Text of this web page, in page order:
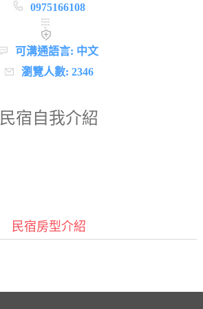
0975166108
可溝通語言: 中文
瀏覽人數: 2346
民宿自我介紹
民宿房型介紹